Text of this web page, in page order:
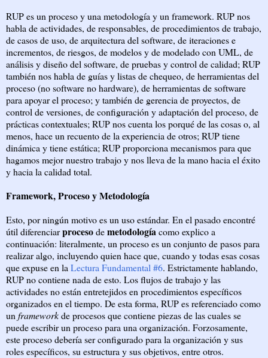
RUP es un proceso y una metodología y un framework. RUP nos
habla de actividades, de responsables, de procedimientos de trabajo,
de casos de uso, de arquitectura del software, de iteraciones e
incrementos, de riesgos, de modelos y de modelado con UML, de
análisis y diseño del software, de pruebas y control de calidad; RUP
también nos habla de guías y listas de chequeo, de herramientas del
proceso (no software no hardware), de herramientas de software
para apoyar el proceso; y también de gerencia de proyectos, de
control de versiones, de configuración y adaptación del proceso, de
prácticas contextuales; RUP nos cuenta los porqué de las cosas o, al
menos, hace un recuento de la experiencia de otros; RUP tiene
dinámica y tiene estática; RUP proporciona mecanismos para que
hagamos mejor nuestro trabajo y nos lleva de la mano hacia el éxito
y hacia la calidad total.
Framework, Proceso y Metodología
Esto, por ningún motivo es un uso estándar. En el pasado encontré
útil diferenciarprocesodemetodologíacomo explico a
continuación: literalmente, un proceso es un conjunto de pasos para
realizar algo, incluyendo quien hace que, cuando y todas esas cosas
que expuse en la Lectura Fundamental #6. Estrictamente hablando,
RUP no contiene nada de esto. Los flujos de trabajo y las
actividades no están entretejidos en procedimientos específicos
organizados en el tiempo. De esta forma, RUP es referenciado como
un frameworkde procesos que contiene piezas de las cuales se
puede escribir un proceso para una organización. Forzosamente,
este proceso debería ser configurado para la organización y sus
roles específicos, su estructura y sus objetivos, entre otros.